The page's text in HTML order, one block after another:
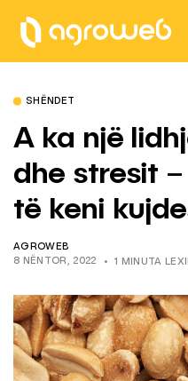
SHËNDET
A ka një
dhe stresit
të keni
AGROWEB
8 NËNTOR, 2022
1 MINUTA